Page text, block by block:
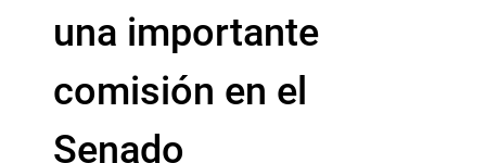
una importante
comisión en el
Senado